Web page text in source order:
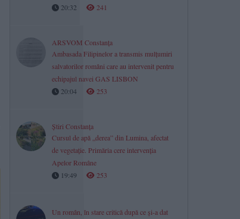
20:32
241
ARSVOM Constanța
Ambasada Filipinelor a transmis mulțumiri
salvatorilor români care au intervenit pentru
echipajul navei GAS LISBON
20:04
253
Știri Constanța
Cursul de apă „derea” din Lumina, afectat
de vegetație. Primăria cere intervenția
Apelor Române
19:49
253
Un român, în stare critică după ce și-a dat